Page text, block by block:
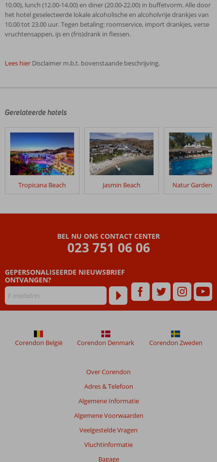
10.00), lunch (12.00-14.00) en diner (20.00-22.00) in buffetvorm. Alle door
het hotel geselecteerde lokale alcoholische en alcoholvrije drankjes van
10.00 tot 23.00 uur. Tegen betaling: roomservice, import drankjes, verse
vruchtensappen, ijs en (fris)drank in flessen.
Lees hier Disclaimer m.b.t. bovenstaande beschrijving.
door
klanten
geschreven
na
hun
verblijf
Salinas
48
maanden
meer
om
de
Gerelateerde hotels
Tropicana Beach Jasmin Beach Natur Garden
BEL NU ONS CONTACT CENTER
023 751 06 06
GEPERSONALISEERDE NIEUWSBRIEF
ONTVANGEN?
Over Corendon
Adres & Telefoon
Algemene Informatie
Algemene Voorwaarden
Veelgestelde Vragen
Vluchtinformatie
Bagage
Corendon België Corendon Denmark Corendon Zweden